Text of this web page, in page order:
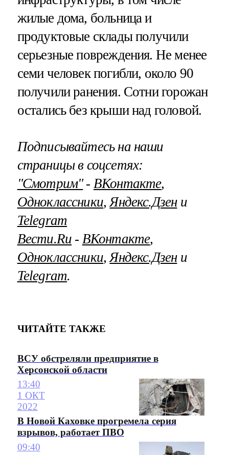
жилые дома, больница и
продуктовые склады получили
серьезные повреждения. Не менее
семи человек погибли, около 90
получили ранения. Сотни горожан
остались без крыши над головой.
Подписывайтесь на наши
страницы в соцсетях:
"Смотрим"‐ ВКонтакте,
Одноклассники, Яндекс.Дзени
Telegram
Вести.Ru ‐ ВКонтакте,
Одноклассники, Яндекс.Дзени
Telegram.
ЧИТАЙТЕ ТАКЖЕ
ВСУ обстреляли предприятие в
Херсонской области
13:40
1 ОКТ
2022
В Новой Каховке прогремела серия
взрывов, работает ПВО
09:40